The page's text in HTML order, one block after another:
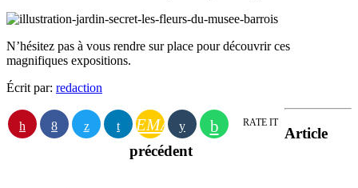
N’hésitez pas à vous rendre sur place pour découvrir ces
magnifiques expositions.
Écrit par: redaction
EMAIL RATE IT
Article
précédent